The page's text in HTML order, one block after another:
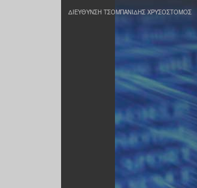
ΔΙΕΥΘΥΝΣΗ ΤΣΟΜΠΑΝΙΔΗΣ ΧΡΥΣΟΣΤΟΜΟΣ